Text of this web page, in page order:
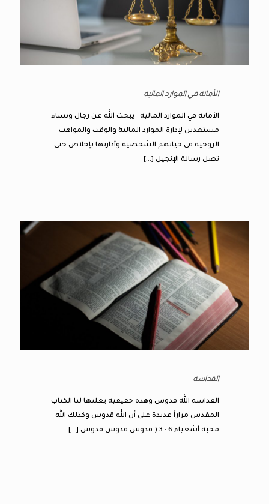
الأمانة في الموارد المالية
الأمانة في الموارد المالية يبحث الله عن رجال ونساء
مستعدين لإدارة الموارد المالية والوقت والمواهب
الروحية في حياتهم الشخصية وأدارتها بإخلاص حتى
تصل رسالة الإنجيل […]
القداسة
القداسة الله قدوس وهذه حقيقية يعلنها لنا الكتاب
المقدس مراراً عديدة على أن الله قدوس وكذلك الله
محبة أشعياء 6 : 3 ( قدوس قدوس قدوس
[…]